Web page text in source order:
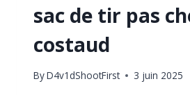
sac de tir pas
costaud
ByD4v1dShootFirst 3 juin 2025